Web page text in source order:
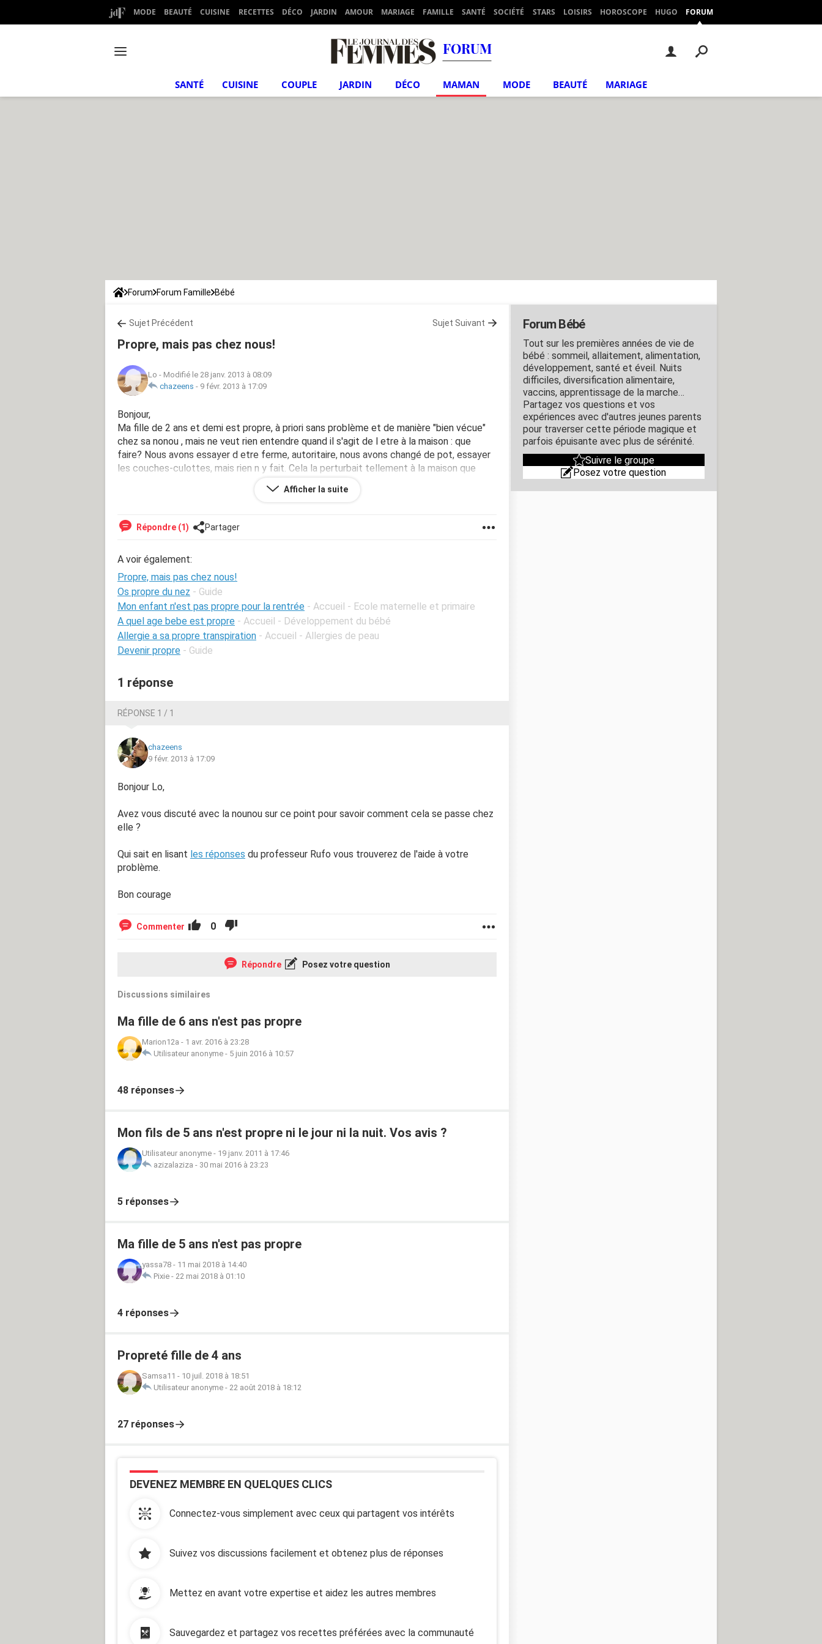
MODE BEAUTÉ CUISINE RECETTES DÉCO JARDIN AMOUR MARIAGE FAMILLE SANTÉ SOCIÉTÉ STARS LOISIRS HOROSCOPE HUGO FORUM
FORUM
SANTÉ CUISINE COUPLE JARDIN DÉCO MAMAN MODE BEAUTÉ MARIAGE
Forum Forum Famille Bébé
Sujet Précédent Sujet Suivant
Propre, mais pas chez nous!
Lo - Modifié le 28 janv. 2013 à 08:09
chazeens - 9 févr. 2013 à 17:09
Bonjour,
Ma fille de 2 ans et demi est propre, à priori sans problème et de manière "bien vécue"
chez sa nonou , mais ne veut rien entendre quand il s'agit de l etre à la maison : que
faire? Nous avons essayer d etre ferme, autoritaire, nous avons changé de pot, essayer
les couches-culottes, mais rien n y fait. Cela la perturbait tellement à la maison que
Afficher la suite
Répondre (1) Partager
A voir également:
Propre, mais pas chez nous!
Os propre du nez - Guide
Mon enfant n'est pas propre pour la rentrée - Accueil - Ecole maternelle et primaire
A quel age bebe est propre - Accueil - Développement du bébé
Allergie a sa propre transpiration - Accueil - Allergies de peau
Devenir propre - Guide
1 réponse
RÉPONSE 1 / 1
chazeens
9 févr. 2013 à 17:09
Bonjour Lo,
Avez vous discuté avec la nounou sur ce point pour savoir comment cela se passe chez
elle ?
Qui sait en lisant les réponses du professeur Rufo vous trouverez de l'aide à votre
problème.
Bon courage
Commenter 0
Répondre Posez votre question
Discussions similaires
Ma fille de 6 ans n'est pas propre
Marion12a - 1 avr. 2016 à 23:28
Utilisateur anonyme - 5 juin 2016 à 10:57
48 réponses
Mon fils de 5 ans n'est propre ni le jour ni la nuit. Vos avis ?
Utilisateur anonyme - 19 janv. 2011 à 17:46
azizalaziza - 30 mai 2016 à 23:23
5 réponses
Ma fille de 5 ans n'est pas propre
yassa78 - 11 mai 2018 à 14:40
Pixie - 22 mai 2018 à 01:10
4 réponses
Propreté fille de 4 ans
Samsa11 - 10 juil. 2018 à 18:51
Utilisateur anonyme - 22 août 2018 à 18:12
27 réponses
DEVENEZ MEMBRE EN QUELQUES CLICS
Connectez-vous simplement avec ceux qui partagent vos intérêts
Suivez vos discussions facilement et obtenez plus de réponses
Mettez en avant votre expertise et aidez les autres membres
Sauvegardez et partagez vos recettes préférées avec la communauté
Forum Bébé
Tout sur les premières années de vie de
bébé : sommeil, allaitement, alimentation,
développement, santé et éveil. Nuits
difficiles, diversification alimentaire,
vaccins, apprentissage de la marche…
Partagez vos questions et vos
expériences avec d'autres jeunes parents
pour traverser cette période magique et
parfois épuisante avec plus de sérénité.
Suivre le groupe
Posez votre question